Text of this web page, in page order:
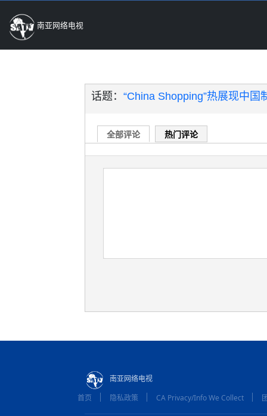
南亚网络电视
话题： “China Shopping”热展现中国
全部评论 热门评论
南亚网络电视
首页
隐私政策 CA Privacy/Info We Collect